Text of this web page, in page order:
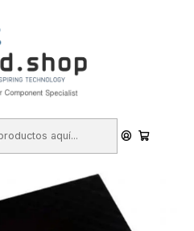
Click Aqui
e Integración
DVD 8x Slim Externa USB